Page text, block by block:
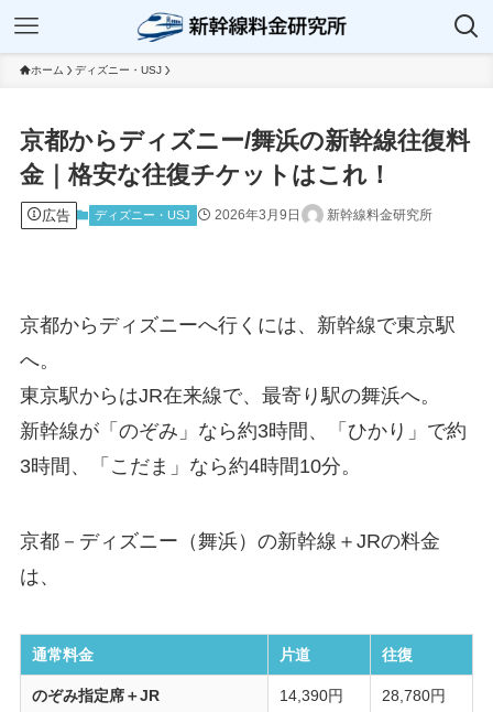
ホーム ディズニー・USJ
京都からディズニー/舞浜の新幹線往復料
金｜格安な往復チケットはこれ！
広告 ディズニー・USJ 2026年3月9日 新幹線料金研究所
京都からディズニーへ行くには、新幹線で東京駅
へ。
東京駅からはJR在来線で、最寄り駅の舞浜へ。
新幹線が「のぞみ」なら約3時間、「ひかり」で約
3時間、「こだま」なら約4時間10分。
京都－ディズニー（舞浜）の新幹線＋JRの料金
は、
通常料金 片道 往復
のぞみ指定席＋JR 14,390円 28,780円